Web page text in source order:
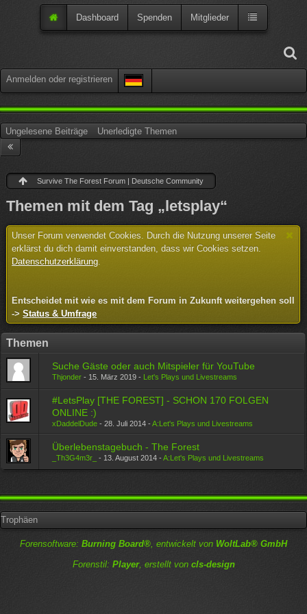
Anmelden oder registrieren
Dashboard Spenden Mitglieder
Ungelesene Beiträge Unerledigte Themen
Survive The Forest Forum | Deutsche Community
Themen mit dem Tag „letsplay“
Unser Forum verwendet Cookies. Durch die Nutzung unserer Seite
erklärst du dich damit einverstanden, dass wir Cookies setzen.
Datenschutzerklärung.
Entscheidet mit wie es mit dem Forum in Zukunft weitergehen soll
->Status & Umfrage
Themen
Suche Gäste oder auch Mitspieler für YouTube
Thjonder - 15. März 2019 - Let's Plays und Livestreams
#LetsPlay [THE FOREST] - SCHON 170 FOLGEN
ONLINE :)
xDaddelDude -28. Juli 2014 -A:Let's Plays und Livestreams
Überlebenstagebuch - The Forest
_Th3G4m3r_ - 13. August 2014 -A:Let's Plays und Livestreams
Trophäen
Forensoftware: Burning Board®, entwickelt von WoltLab® GmbH
Forenstil: Player, erstellt von cls-design